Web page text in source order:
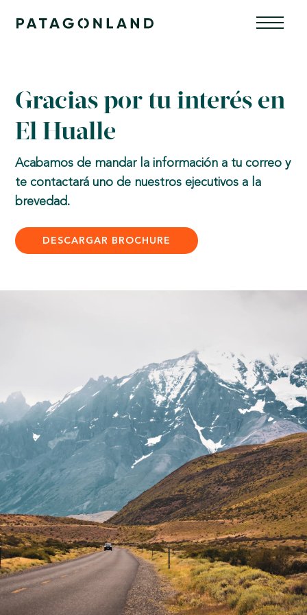
Gracias por tu interés en
El Hualle
Acabamos de mandar la información a tu correo y
te contactará uno de nuestros ejecutivos a la
brevedad.
DESCARGAR BROCHURE